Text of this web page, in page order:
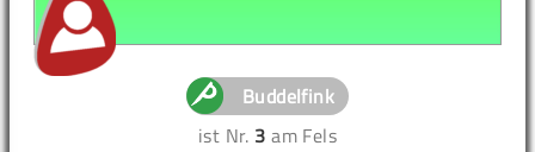
Buddelfink
ist Nr. 3 am Fels